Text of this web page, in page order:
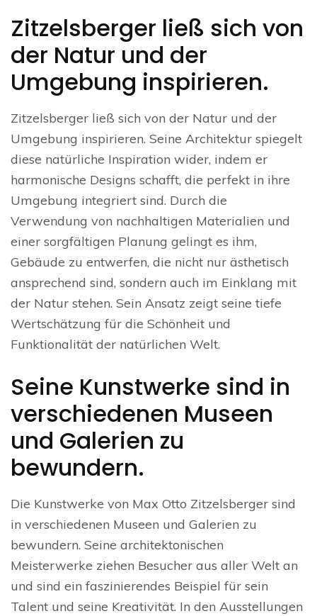
Zitzelsberger ließ sich von
der Natur und der
Umgebung inspirieren.
Zitzelsberger ließ sich von der Natur und der
Umgebung inspirieren. Seine Architektur spiegelt
diese natürliche Inspiration wider, indem er
harmonische Designs schafft, die perfekt in ihre
Umgebung integriert sind. Durch die
Verwendung von nachhaltigen Materialien und
einer sorgfältigen Planung gelingt es ihm,
Gebäude zu entwerfen, die nicht nur ästhetisch
ansprechend sind, sondern auch im Einklang mit
der Natur stehen. Sein Ansatz zeigt seine tiefe
Wertschätzung für die Schönheit und
Funktionalität der natürlichen Welt.
Seine Kunstwerke sind in
verschiedenen Museen
und Galerien zu
bewundern.
Die Kunstwerke von Max Otto Zitzelsberger sind
in verschiedenen Museen und Galerien zu
bewundern. Seine architektonischen
Meisterwerke ziehen Besucher aus aller Welt an
und sind ein faszinierendes Beispiel für sein
Talent und seine Kreativität. In den Ausstellungen